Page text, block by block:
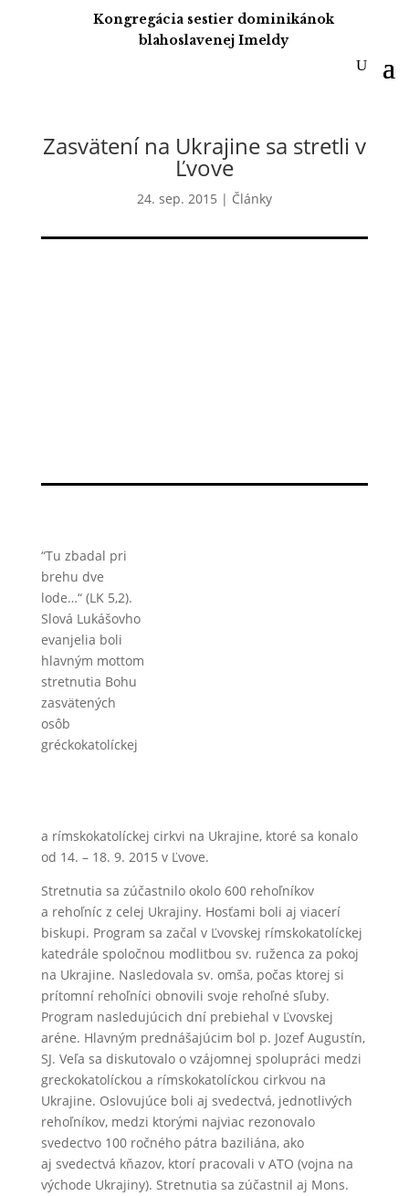
Kongregácia sestier dominikánok
blahoslavenej Imeldy
Zasvätení na Ukrajine sa stretli v
Ľvove
24. sep. 2015 | Články
“Tu zbadal pri
brehu dve
lode…“ (LK 5,2).
Slová Lukášovho
evanjelia boli
hlavným mottom
stretnutia Bohu
zasvätených
osôb
gréckokatolíckej
a rímskokatolíckej cirkvi na Ukrajine, ktoré sa konalo
od 14. – 18. 9. 2015 v Ľvove.
Stretnutia sa zúčastnilo okolo 600 rehoľníkov
a rehoľníc z celej Ukrajiny. Hosťami boli aj viacerí
biskupi. Program sa začal v Ľvovskej rímskokatolíckej
katedrále spoločnou modlitbou sv. ruženca za pokoj
na Ukrajine. Nasledovala sv. omša, počas ktorej si
prítomní rehoľníci obnovili svoje rehoľné sľuby.
Program nasledujúcich dní prebiehal v Ľvovskej
aréne. Hlavným prednášajúcim bol p. Jozef Augustín,
SJ. Veľa sa diskutovalo o vzájomnej spolupráci medzi
greckokatolíckou a rímskokatolíckou cirkvou na
Ukrajine. Oslovujúce boli aj svedectvá, jednotlivých
rehoľníkov, medzi ktorými najviac rezonovalo
svedectvo 100 ročného pátra baziliána, ako
aj svedectvá kňazov, ktorí pracovali v ATO (vojna na
východe Ukrajiny). Stretnutia sa zúčastnil aj Mons.